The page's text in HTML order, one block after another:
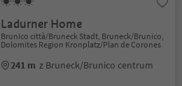
Ladurner Home
Brunico città/Bruneck Stadt, Bruneck/Brunico,
Dolomites Region Kronplatz/Plan de Corones
241 m z Bruneck/Brunico centrum